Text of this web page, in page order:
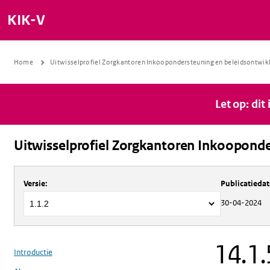
KIK-V
Home Uitwisselprofiel Zorgkantoren Inkoopondersteuning en
Let op: dit
Uitwisselprofiel Zorgkantoren
Over Uitwisselprofiel Zorgkantoren
Versie:
30-04-2024
Introductie